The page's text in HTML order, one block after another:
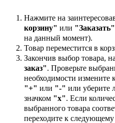
Нажмите на
корзину" или "Заказать"
на данный момент).
Товар переместится в
Закончив выбор товара,
заказ". Проверьте
необходимости измените
"+" или "-" или уберите
значком "х". Если
выбранного товара
переходите к